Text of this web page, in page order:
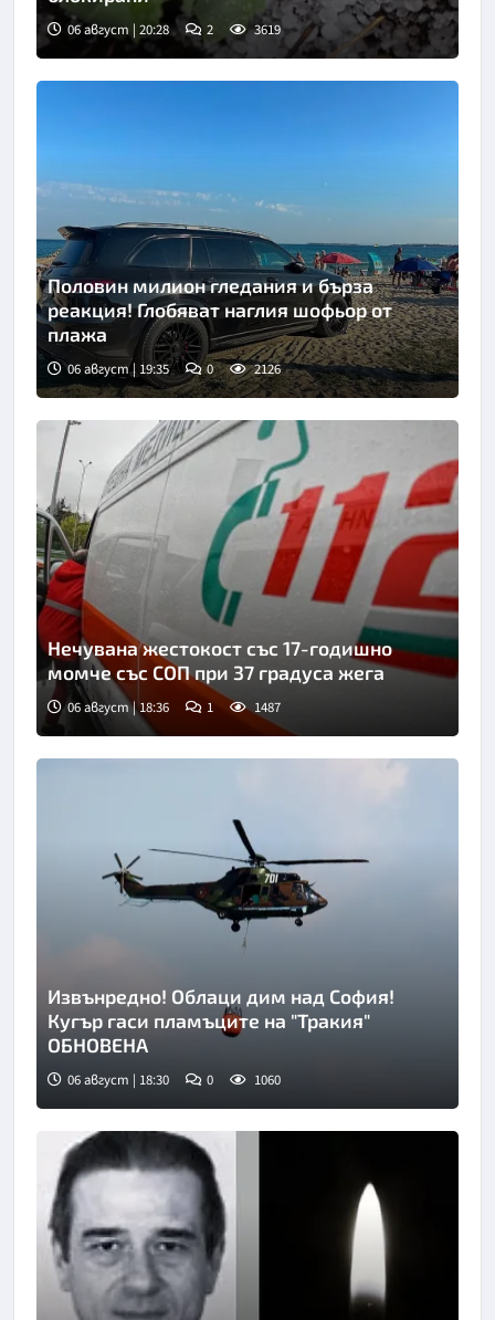
06 август | 20:28 2 3619
Половин милион гледания и бърза
реакция! Глобяват наглия шофьор от
плажа
06 август | 19:35 0 2126
Нечувана жестокост със 17-годишно
момче със СОП при 37 градуса жега
06 август | 18:36 1 1487
Снимка: БТА
Извънредно! Облаци дим над София!
Кугър гаси пламъците на "Тракия"
ОБНОВЕНА
06 август | 18:30 0 1060